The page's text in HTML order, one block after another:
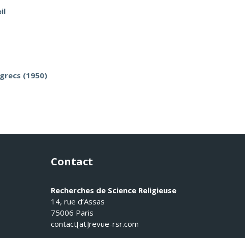
(1950)
Contact
Recherches de Science Religieuse
14, rue d’Assas
75006 Paris
contact[at]revue-rsr.com